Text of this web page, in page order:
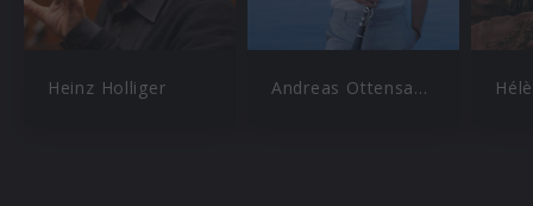
Heinz Holliger Andreas Ottensamer